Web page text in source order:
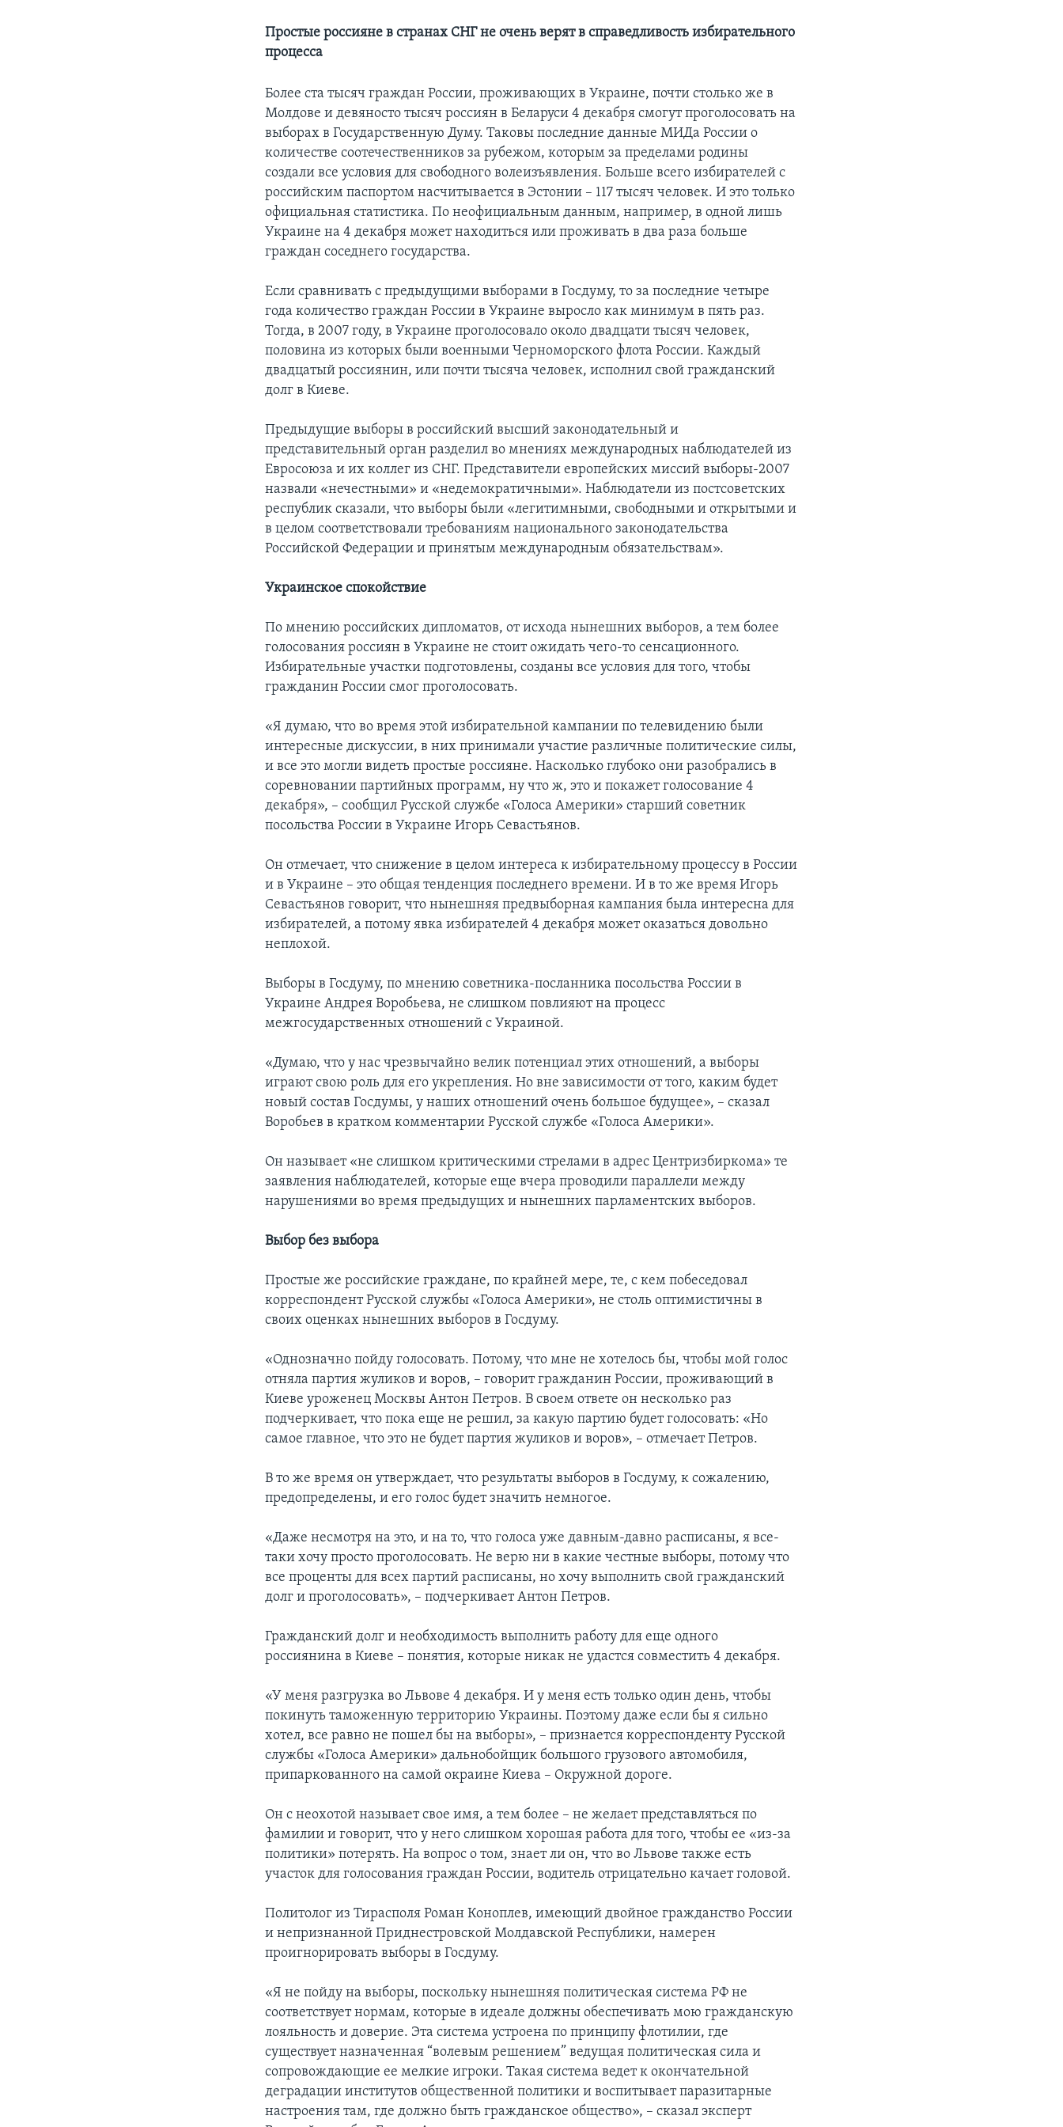
Простые россияне в странах СНГ не очень верят в справедливость избирательного
процесса
Более ста тысяч граждан России, проживающих в Украине, почти столько же в
Молдове и девяносто тысяч россиян в Беларуси 4 декабря смогут проголосовать на
выборах в Государственную Думу. Таковы последние данные МИДа России о
количестве соотечественников за рубежом, которым за пределами родины
создали все условия для свободного волеизъявления. Больше всего избирателей с
российским паспортом насчитывается в Эстонии – 117 тысяч человек. И это только
официальная статистика. По неофициальным данным, например, в одной лишь
Украине на 4 декабря может находиться или проживать в два раза больше
граждан соседнего государства.
Если сравнивать с предыдущими выборами в Госдуму, то за последние четыре
года количество граждан России в Украине выросло как минимум в пять раз.
Тогда, в 2007 году, в Украине проголосовало около двадцати тысяч человек,
половина из которых были военными Черноморского флота России. Каждый
двадцатый россиянин, или почти тысяча человек, исполнил свой гражданский
долг в Киеве.
Предыдущие выборы в российский высший законодательный и
представительный орган разделил во мнениях международных наблюдателей из
Евросоюза и их коллег из СНГ. Представители европейских миссий выборы-2007
назвали «нечестными» и «недемократичными». Наблюдатели из постсоветских
республик сказали, что выборы были «легитимными, свободными и открытыми и
в целом соответствовали требованиям национального законодательства
Российской Федерации и принятым международным обязательствам».
Украинское спокойствие
По мнению российских дипломатов, от исхода нынешних выборов, а тем более
голосования россиян в Украине не стоит ожидать чего-то сенсационного.
Избирательные участки подготовлены, созданы все условия для того, чтобы
гражданин России смог проголосовать.
«Я думаю, что во время этой избирательной кампании по телевидению были
интересные дискуссии, в них принимали участие различные политические силы,
и все это могли видеть простые россияне. Насколько глубоко они разобрались в
соревновании партийных программ, ну что ж, это и покажет голосование 4
декабря», – сообщил Русской службе «Голоса Америки» старший советник
посольства России в Украине Игорь Севастьянов.
Он отмечает, что снижение в целом интереса к избирательному процессу в России
и в Украине – это общая тенденция последнего времени. И в то же время Игорь
Севастьянов говорит, что нынешняя предвыборная кампания была интересна для
избирателей, а потому явка избирателей 4 декабря может оказаться довольно
неплохой.
Выборы в Госдуму, по мнению советника-посланника посольства России в
Украине Андрея Воробьева, не слишком повлияют на процесс
межгосударственных отношений с Украиной.
«Думаю, что у нас чрезвычайно велик потенциал этих отношений, а выборы
играют свою роль для его укрепления. Но вне зависимости от того, каким будет
новый состав Госдумы, у наших отношений очень большое будущее», – сказал
Воробьев в кратком комментарии Русской службе «Голоса Америки».
Он называет «не слишком критическими стрелами в адрес Центризбиркома» те
заявления наблюдателей, которые еще вчера проводили параллели между
нарушениями во время предыдущих и нынешних парламентских выборов.
Выбор без выбора
Простые же российские граждане, по крайней мере, те, с кем побеседовал
корреспондент Русской службы «Голоса Америки», не столь оптимистичны в
своих оценках нынешних выборов в Госдуму.
«Однозначно пойду голосовать. Потому, что мне не хотелось бы, чтобы мой голос
отняла партия жуликов и воров, – говорит гражданин России, проживающий в
Киеве уроженец Москвы Антон Петров. В своем ответе он несколько раз
подчеркивает, что пока еще не решил, за какую партию будет голосовать: «Но
самое главное, что это не будет партия жуликов и воров», – отмечает Петров.
В то же время он утверждает, что результаты выборов в Госдуму, к сожалению,
предопределены, и его голос будет значить немногое.
«Даже несмотря на это, и на то, что голоса уже давным-давно расписаны, я все-
таки хочу просто проголосовать. Не верю ни в какие честные выборы, потому что
все проценты для всех партий расписаны, но хочу выполнить свой гражданский
долг и проголосовать», – подчеркивает Антон Петров.
Гражданский долг и необходимость выполнить работу для еще одного
россиянина в Киеве – понятия, которые никак не удастся совместить 4 декабря.
«У меня разгрузка во Львове 4 декабря. И у меня есть только один день, чтобы
покинуть таможенную территорию Украины. Поэтому даже если бы я сильно
хотел, все равно не пошел бы на выборы», – признается корреспонденту Русской
службы «Голоса Америки» дальнобойщик большого грузового автомобиля,
припаркованного на самой окраине Киева – Окружной дороге.
Он с неохотой называет свое имя, а тем более – не желает представляться по
фамилии и говорит, что у него слишком хорошая работа для того, чтобы ее «из-за
политики» потерять. На вопрос о том, знает ли он, что во Львове также есть
участок для голосования граждан России, водитель отрицательно качает головой.
Политолог из Тирасполя Роман Коноплев, имеющий двойное гражданство России
и непризнанной Приднестровской Молдавской Республики, намерен
проигнорировать выборы в Госдуму.
«Я не пойду на выборы, поскольку нынешняя политическая система РФ не
соответствует нормам, которые в идеале должны обеспечивать мою гражданскую
лояльность и доверие. Эта система устроена по принципу флотилии, где
существует назначенная “волевым решением” ведущая политическая сила и
сопровождающие ее мелкие игроки. Такая система ведет к окончательной
деградации институтов общественной политики и воспитывает паразитарные
настроения там, где должно быть гражданское общество», – сказал эксперт